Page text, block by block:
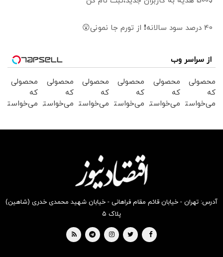
40 درصد سود سالانه❗ از تورم جا نمونی😲
از سراسر وب
محصولی
که
می‌خواستی
محصولی
که
می‌خواستی
محصولی
که
می‌خواستی
بخر !
محصولی
که
می‌خواستی
بخر !
محصولی
که
می‌خواستی
محصولی
که
می‌خواستی
آدرس: تهران - خیابان قائم مقام فراهانی - خیابان شهید محمدی خدری (شاهین)
پلاک ۵